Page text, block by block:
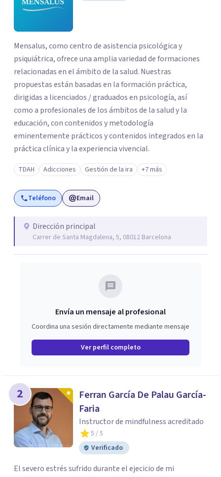
Mensalus, como centro de asistencia psicológica y
psiquiátrica, ofrece una amplia variedad de formaciones
relacionadas en el ámbito de la salud. Nuestras
propuestas están basadas en la formación práctica,
dirigidas a licenciados / graduados en psicología, así
como a profesionales de los ámbitos de la salud y la
educación, con contenidos y metodología
eminentemente prácticos y contenidos integrados en la
práctica clínica y la experiencia vivencial.
TDAH Adicciones Gestión de la ira +7 más
Teléfono Email
Dirección principal
Carrer de Santa Magdalena, 5, 08012 Barcelona
Envía un mensaje al profesional
Coordina una sesión directamente mediante mensaje
Ver perfil completo
2
Ferran García De Palau García-
Faria
Instructor de mindfulness acreditado
5 / 5
Verificado
El severo estrés sufrido durante el ejecicio de mi